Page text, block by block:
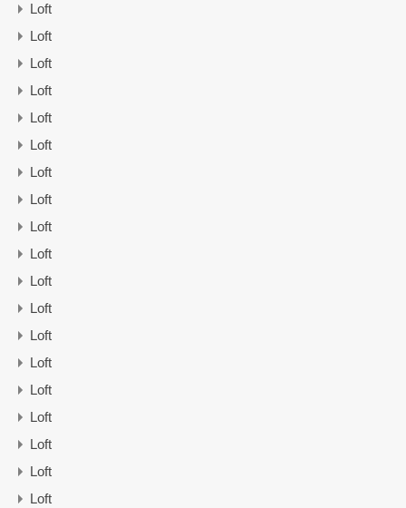
Loft
Loft
Loft
Loft
Loft
Loft
Loft
Loft
Loft
Loft
Loft
Loft
Loft
Loft
Loft
Loft
Loft
Loft
Loft